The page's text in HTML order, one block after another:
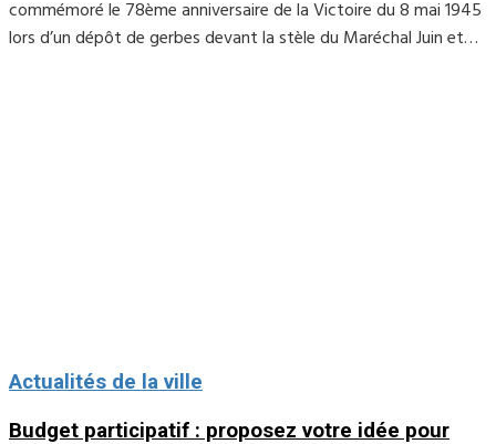
commémoré le 78ème anniversaire de la Victoire du 8 mai 1945
lors d’un dépôt de gerbes devant la stèle du Maréchal Juin et…
Actualités de la ville
Budget participatif : proposez votre idée pour